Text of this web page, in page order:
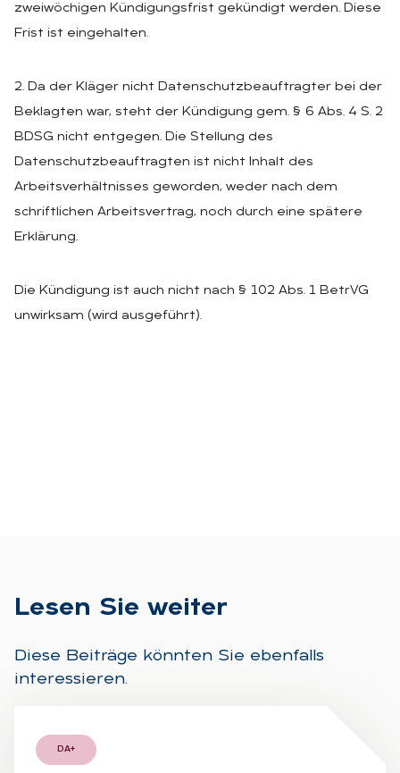
zweiwöchigen Kündigungsfrist gekündigt werden. Diese
Frist ist eingehalten.
2. Da der Kläger nicht Datenschutzbeauftragter bei der
Beklagten war, steht der Kündigung gem. § 6 Abs. 4 S. 2
BDSG nicht entgegen. Die Stellung des
Datenschutzbeauftragten ist nicht Inhalt des
Arbeitsverhältnisses geworden, weder nach dem
schriftlichen Arbeitsvertrag, noch durch eine spätere
Erklärung.
Die Kündigung ist auch nicht nach § 102 Abs. 1 BetrVG
unwirksam (wird ausgeführt).
Le­sen Sie wei­ter
Diese Beiträge könnten Sie ebenfalls
interessieren.
DA+